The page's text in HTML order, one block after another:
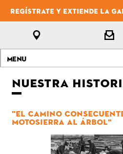
REGÍSTRATE Y EXTIENDE LA
Menu
NUESTRA
"EL CAMINO
MOTOSIERRA AL ÁRBOL"